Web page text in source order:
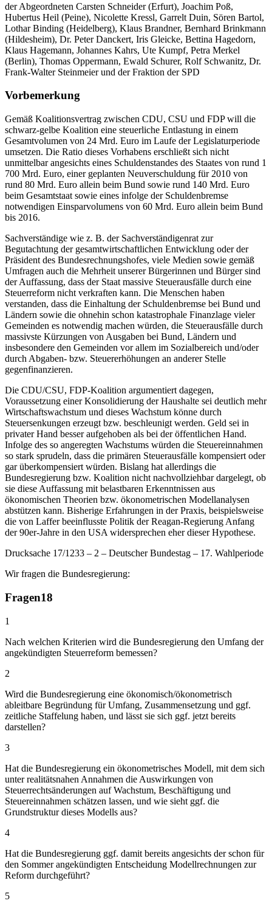
der Abgeordneten Carsten Schneider (Erfurt), Joachim Poß,
Hubertus Heil (Peine), Nicolette Kressl, Garrelt Duin, Sören Bartol,
Lothar Binding (Heidelberg), Klaus Brandner, Bernhard Brinkmann
(Hildesheim), Dr. Peter Danckert, Iris Gleicke, Bettina Hagedorn,
Klaus Hagemann, Johannes Kahrs, Ute Kumpf, Petra Merkel
(Berlin), Thomas Oppermann, Ewald Schurer, Rolf Schwanitz, Dr.
Frank-Walter Steinmeier und der Fraktion der SPD
Vorbemerkung
Gemäß Koalitionsvertrag zwischen CDU, CSU und FDP will die
schwarz-gelbe Koalition eine steuerliche Entlastung in einem
Gesamtvolumen von 24 Mrd. Euro im Laufe der Legislaturperiode
umsetzen. Die Ratio dieses Vorhabens erschließt sich nicht
unmittelbar angesichts eines Schuldenstandes des Staates von rund 1
700 Mrd. Euro, einer geplanten Neuverschuldung für 2010 von
rund 80 Mrd. Euro allein beim Bund sowie rund 140 Mrd. Euro
beim Gesamtstaat sowie eines infolge der Schuldenbremse
notwendigen Einsparvolumens von 60 Mrd. Euro allein beim Bund
bis 2016.
Sachverständige wie z. B. der Sachverständigenrat zur
Begutachtung der gesamtwirtschaftlichen Entwicklung oder der
Präsident des Bundesrechnungshofes, viele Medien sowie gemäß
Umfragen auch die Mehrheit unserer Bürgerinnen und Bürger sind
der Auffassung, dass der Staat massive Steuerausfälle durch eine
Steuerreform nicht verkraften kann. Die Menschen haben
verstanden, dass die Einhaltung der Schuldenbremse bei Bund und
Ländern sowie die ohnehin schon katastrophale Finanzlage vieler
Gemeinden es notwendig machen würden, die Steuerausfälle durch
massivste Kürzungen von Ausgaben bei Bund, Ländern und
insbesondere den Gemeinden vor allem im Sozialbereich und/oder
durch Abgaben- bzw. Steuererhöhungen an anderer Stelle
gegenfinanzieren.
Die CDU/CSU, FDP-Koalition argumentiert dagegen,
Voraussetzung einer Konsolidierung der Haushalte sei deutlich mehr
Wirtschaftswachstum und dieses Wachstum könne durch
Steuersenkungen erzeugt bzw. beschleunigt werden. Geld sei in
privater Hand besser aufgehoben als bei der öffentlichen Hand.
Infolge des so angeregten Wachstums würden die Steuereinnahmen
so stark sprudeln, dass die primären Steuerausfälle kompensiert oder
gar überkompensiert würden. Bislang hat allerdings die
Bundesregierung bzw. Koalition nicht nachvollziehbar dargelegt, ob
sie diese Auffassung mit belastbaren Erkenntnissen aus
ökonomischen Theorien bzw. ökonometrischen Modellanalysen
abstützen kann. Bisherige Erfahrungen in der Praxis, beispielsweise
die von Laffer beeinflusste Politik der Reagan-Regierung Anfang
der 90er-Jahre in den USA widersprechen eher dieser Hypothese.
Drucksache 17/1233 – 2 – Deutscher Bundestag – 17. Wahlperiode
Wir fragen die Bundesregierung:
Fragen18
1
Nach welchen Kriterien wird die Bundesregierung den Umfang der
angekündigten Steuerreform bemessen?
2
Wird die Bundesregierung eine ökonomisch/ökonometrisch
ableitbare Begründung für Umfang, Zusammensetzung und ggf.
zeitliche Staffelung haben, und lässt sie sich ggf. jetzt bereits
darstellen?
3
Hat die Bundesregierung ein ökonometrisches Modell, mit dem sich
unter realitätsnahen Annahmen die Auswirkungen von
Steuerrechtsänderungen auf Wachstum, Beschäftigung und
Steuereinnahmen schätzen lassen, und wie sieht ggf. die
Grundstruktur dieses Modells aus?
4
Hat die Bundesregierung ggf. damit bereits angesichts der schon für
den Sommer angekündigten Entscheidung Modellrechnungen zur
Reform durchgeführt?
5